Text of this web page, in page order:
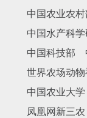
中国农业农村
中国水产科
中国科技部
世界农场动
中国农业大学
凤凰网新三农